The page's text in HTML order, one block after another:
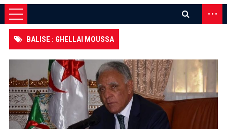
...
BALISE : GHELLAI MOUSSA